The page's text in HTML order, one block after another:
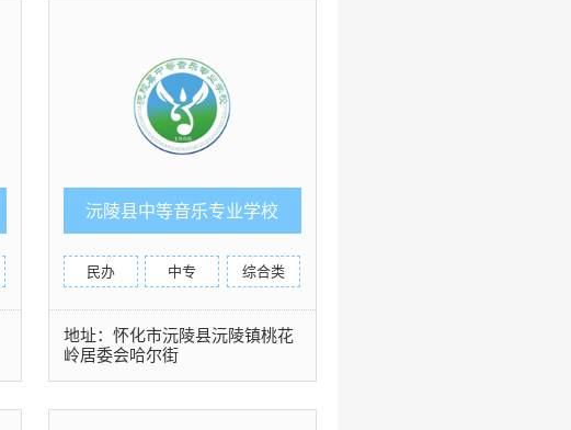
沅陵县中等音乐专业学校
民办 中专 综合类
地址：怀化市沅陵县沅陵镇桃花
岭居委会哈尔街